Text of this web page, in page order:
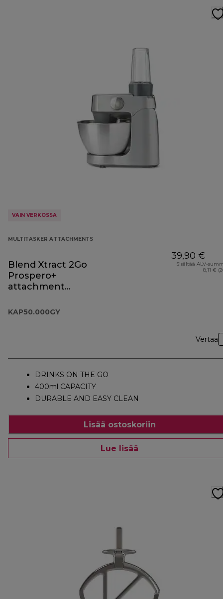
VAIN VERKOSSA
MULTITASKER ATTACHMENTS
Blend Xtract 2Go
Prospero+
attachment
KAP50.000GY
39,90 €
Sisältää ALV-
8,11 €
Vertaa
DRINKS ON THE GO
400ml CAPACITY
DURABLE AND EASY CLEAN
Lisää ostoskoriin
Lue lisää